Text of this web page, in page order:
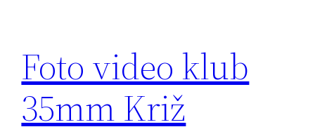
content
Foto video klub
35mm Križ